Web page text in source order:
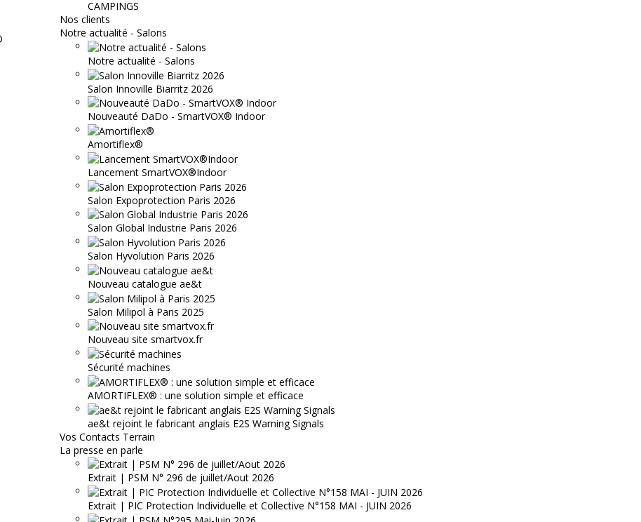
CAMPINGS
Nos clients
Notre actualité - Salons
Notre actualité - Salons
Salon Innoville Biarritz 2026
Nouveauté DaDo - SmartVOX® Indoor
Amortiflex®
Lancement SmartVOX®Indoor
Salon Expoprotection Paris 2026
Salon Global Industrie Paris 2026
Salon Hyvolution Paris 2026
Nouveau catalogue ae&t
Salon Milipol à Paris 2025
Nouveau site smartvox.fr
Sécurité machines
AMORTIFLEX® : une solution simple et efficace
ae&t rejoint le fabricant anglais E2S Warning Signals
Vos Contacts Terrain
La presse en parle
Extrait | PSM N° 296 de juillet/Aout 2026
Extrait | PIC Protection Individuelle et Collective N°158 MAI - JUIN 2026